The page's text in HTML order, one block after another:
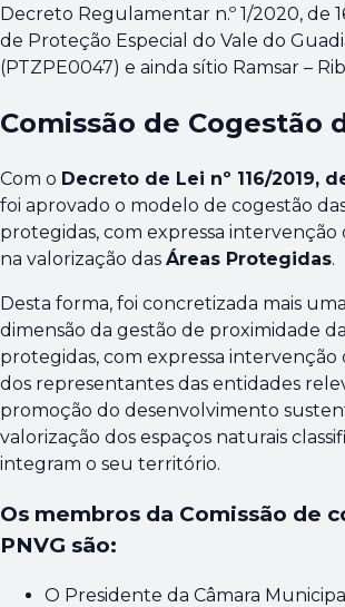
Decreto Regulamentar n.º 1/2020, de
de Proteção Especial do Vale do
(PTZPE0047) e ainda sítio Ramsar –
Comissão de Cogestão
Com o Decreto de Lei nº 116/2019,
foi aprovado o modelo de cogestão
protegidas, com expressa intervenção
na valorização das Áreas Protegidas.
Desta forma, foi concretizada mais
dimensão da gestão de proximidade
protegidas, com expressa intervenção
dos representantes das entidades
promoção do desenvolvimento
valorização dos espaços naturais
integram o seu território.
Os membros da Comissão de
PNVG são:
O Presidente da Câmara